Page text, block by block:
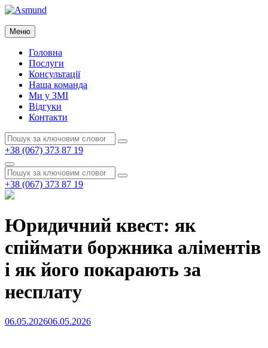
Перейти
вмісту
Asmund
Asmund
Меню
Головна
Послуги
Консультації
Наша команда
Ми у ЗМІ
Відгуки
Контакти
Пошук:
Пошук
+38 (067) 373 87 19
Пошук
Пошук:
Пошук
+38 (067) 373 87 19
Юридичний квест: як
спіймати боржника аліментів
і як його покарають за
несплату
Опубліковано
06.05.202606.05.2026